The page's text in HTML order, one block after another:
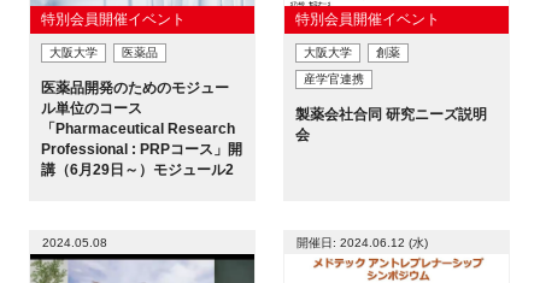
特別会員開催イベント
大阪大学 医薬品
医薬品開発のためのモジュー
ル単位のコース
「Pharmaceutical Research
Professional : PRPコース」開
講（6月29日～）モジュール2
特別会員開催イベント
大阪大学
創薬
産学官連携
製薬会社合同 研究ニーズ説明
会
2024.05.08 開催日: 2024.06.12 (水)